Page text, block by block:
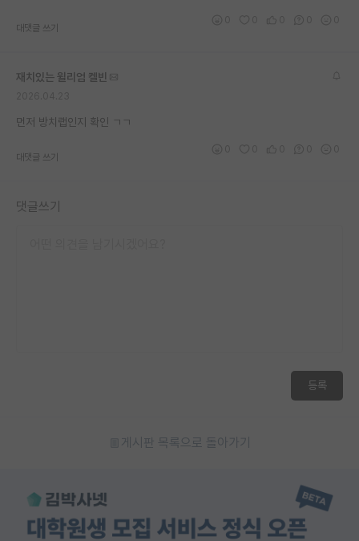
대댓글 쓰기
재치있는 윌리엄 켈빈
먼저 방치랩인지 확인 ㄱㄱ
대댓글 쓰기
댓글쓰기
등록
게시판 목록으로 돌아가기